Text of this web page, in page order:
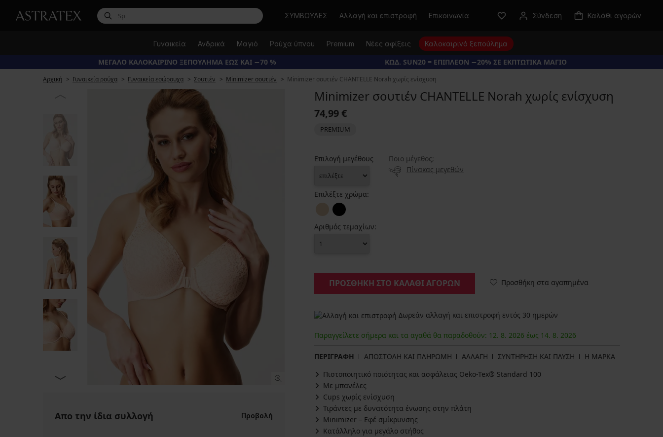
Αναζήτηση
ΣΥΜΒΟΥΛΕΣ Αλλαγή και επιστροφή Επικοινωνία Σύνδεση Καλάθι αγορών
Γυναικεία Ανδρικά Μαγιό Ρούχα ύπνου Premium Νέες αφίξεις Καλοκαιρινό ξεπούλημα
ΜΕΓΑΛΟ ΚΑΛΟΚΑΙΡΙΝΟ ΞΕΠΟΥΛΗΜΑ ΕΩΣ ΚΑΙ −70 % ΚΩΔ. SUN20 = ΕΠΙΠΛΕΟΝ −20% ΣΕ ΕΚΠΤΩΤΙΚΑ ΜΑΓΙΟ
Αρχική Γυναικεία ρούχα Γυναικεία εσώρουχα Σουτιέν Minimizer σουτιέν Minimizer σουτιέν CHANTELLE Norah χωρίς ενίσχυση
Απο την ίδια συλλογή Προβολή
Minimizer σουτιέν CHANTELLE Norah χωρίς ενίσχυση
74,99 €
PREMIUM
Επιλογή μεγέθους
Ποιο μέγεθος;
Πίνακας μεγεθών
Επιλέξτε χρώμα:
Αριθμός τεμαχίων:
ΠΡΟΣΘΗΚΗ ΣΤΟ ΚΑΛΑΘΙ ΑΓΟΡΩΝ Προσθήκη στα αγαπημένα
Δωρεάν αλλαγή και επιστροφή εντός 30 ημερών
Παραγγείλετε σήμερα και τα αγαθά θα παραδοθούν: 12. 8. 2026 έως 14. 8. 2026
ΠΕΡΙΓΡΑΦΗ ΑΠΟΣΤΟΛΗ ΚΑΙ ΠΛΗΡΩΜΗ ΑΛΛΑΓΗ ΣΥΝΤΗΡΗΣΗ ΚΑΙ ΠΛΥΣΗ
Η ΜΆΡΚΑ
Πιστοποιητικό ποιότητας και ασφάλειας Oeko-Tex® Standard 100
Με μπανέλες
Cups χωρίς ενίσχυση
Τιράντες με δυνατότητα ένωσης στην πλάτη
Minimizer – Εφέ σμίκρυνσης
Κατάλληλο για μεγάλο στήθος